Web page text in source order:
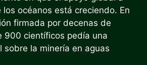
océanos está creciendo. En
firmada por decenas de
900 científicos pedía una
sobre la minería en aguas